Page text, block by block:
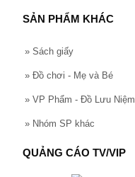
SẢN PHẨM KHÁC
» Sách giấy
» Đồ chơi - Mẹ và Bé
» VP Phẩm - Đồ Lưu Niệm
» Nhóm SP khác
QUẢNG CÁO TV/VIP